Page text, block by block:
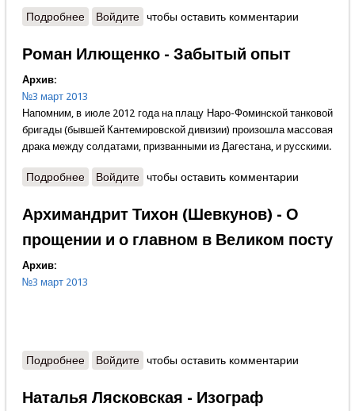
Подробнеео Станислав Куняев - Любовь, исполненная зла
Войдите чтобы оставить комментарии
Роман Илющенко - Забытый опыт
Архив:
№3 март 2013
Напомним, в июле 2012 года на плацу Наро-Фоминской танковой
бригады (бывшей Кантемировской дивизии) произошла массовая
драка между солдатами, призванными из Дагестана, и русскими.
Подробнеео Роман Илющенко - Забытый опыт
Войдите чтобы оставить комментарии
Архимандрит Тихон (Шевкунов) - О
прощении и о главном в Великом посту
Архив:
№3 март 2013
Подробнеео Архимандрит Тихон (Шевкунов) - О прощении и о
Войдите чтобы оставить комментарии
Наталья Лясковская - Изограф